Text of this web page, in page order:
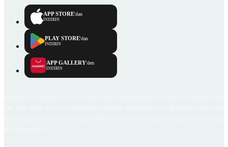
APP STORE'dan
İNDİRİN
PLAY STORE'dan
İNDİRİN
APP GALLERY'den
İNDİRİN